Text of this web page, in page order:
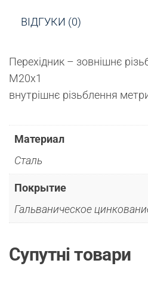
ВІДГУКИ (0)
Перехідник – зовнішнє
М20х1
внутрішнє різьблення
Материал
Сталь
Покрытие
Гальваническое
Супутні товари